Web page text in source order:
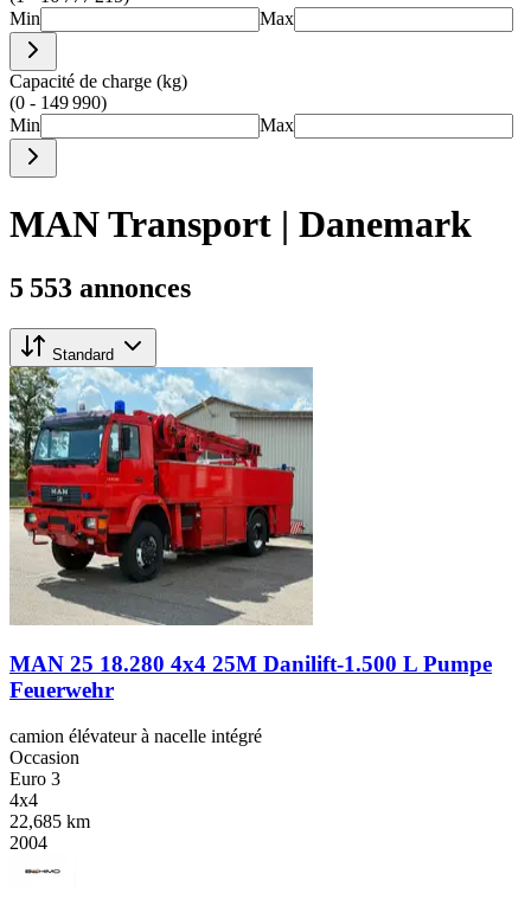
Min
Max
Capacité de charge (kg)
(0 - 149 990)
Min
Max
MAN Transport | Danemark
5 553 annonces
Standard
MAN 25 18.280 4x4 25M Danilift-1.500 L Pumpe
Feuerwehr
camion élévateur à nacelle intégré
Occasion
Euro 3
4x4
22,685 km
2004